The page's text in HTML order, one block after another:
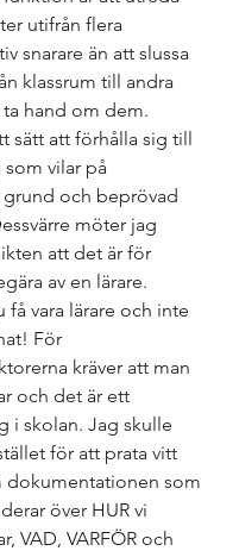
utifrån flera
snarare än att slussa
klassrum till andra
ta hand om dem.
sätt att förhålla sig till
vilar på
och beprövad
möter jag
att det är för
av en lärare.
få vara lärare och inte
För
kräver att man
och det är ett
i skolan. Jag skulle
för att prata vitt
dokumentationen som
över HUR vi
VAD, VARFÖR och